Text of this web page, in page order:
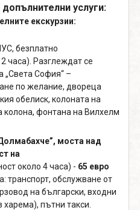
услуги:
екскурзии:
безплатно
часа). Разглеждат се
„Света София“ –
по желание, двореца
обелиск, колоната на
колона, фонтана на Вилхелм
моста над
на
около 4 часа) - 65 евро
транспорт, обслужване от
на български, входни
пътни такси.